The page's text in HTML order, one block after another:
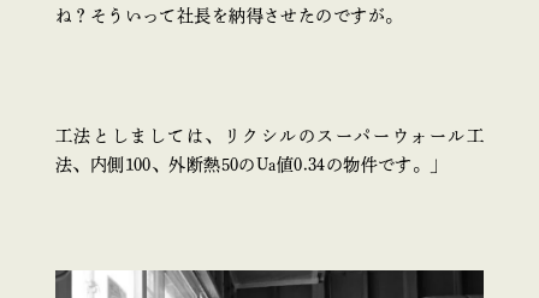
ね？そういって社長を納得させたのですが。
工法としましては、リクシルのスーパーウォール工
法、内側100、外断熱50のUa値0.34の物件です。」